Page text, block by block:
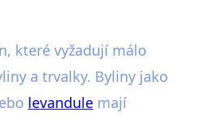
které vyžadují málo
a trvalky. Byliny jako
levandule mají